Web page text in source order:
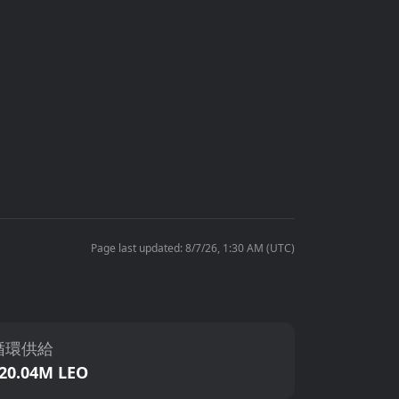
Page last updated: 8/7/26, 1:30 AM (UTC)
環供給
LEO